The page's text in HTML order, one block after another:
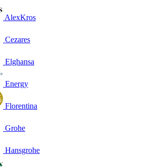
AlexKros
Cezares
Elghansa
Energy
Florentina
Grohe
Hansgrohe